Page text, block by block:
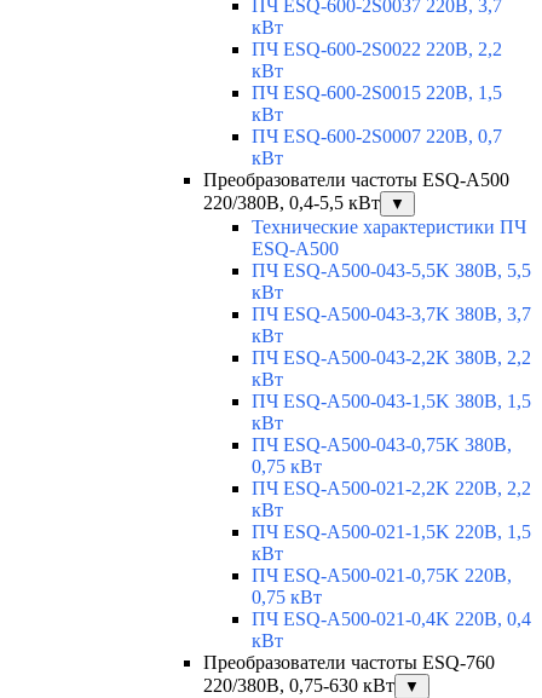
ПЧ ESQ-600-2S0037 220В, 3,7
кВт
ПЧ ESQ-600-2S0022 220В, 2,2
кВт
ПЧ ESQ-600-2S0015 220В, 1,5
кВт
ПЧ ESQ-600-2S0007 220В, 0,7
кВт
Преобразователи частоты ESQ-A500
220/380В, 0,4-5,5 кВт
▼
Технические характеристики ПЧ
ESQ-A500
ПЧ ESQ-A500-043-5,5K 380В, 5,5
кВт
ПЧ ESQ-A500-043-3,7K 380В, 3,7
кВт
ПЧ ESQ-A500-043-2,2K 380В, 2,2
кВт
ПЧ ESQ-A500-043-1,5K 380В, 1,5
кВт
ПЧ ESQ-A500-043-0,75K 380В,
0,75 кВт
ПЧ ESQ-A500-021-2,2K 220В, 2,2
кВт
ПЧ ESQ-A500-021-1,5K 220В, 1,5
кВт
ПЧ ESQ-A500-021-0,75K 220В,
0,75 кВт
ПЧ ESQ-A500-021-0,4K 220В, 0,4
кВт
Преобразователи частоты ESQ-760
220/380В, 0,75-630 кВт
▼